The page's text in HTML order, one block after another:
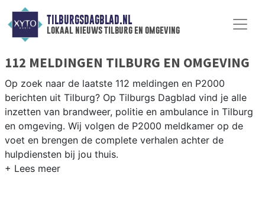
TILBURGSDAGBLAD.NL
lokaal nieuws tilburg en omgeving
112 MELDINGEN TILBURG EN OMGEVING
Op zoek naar de laatste 112 meldingen en P2000
berichten uit Tilburg? Op Tilburgs Dagblad vind je alle
inzetten van brandweer, politie en ambulance in Tilburg
en omgeving. Wij volgen de P2000 meldkamer op de
voet en brengen de complete verhalen achter de
hulpdiensten bij jou thuis.